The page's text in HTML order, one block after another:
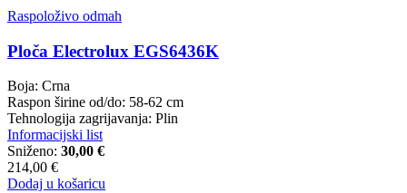
Raspoloživo odmah
Ploča Electrolux EGS6436K
Boja: Crna
Raspon širine od/do: 58-62 cm
Tehnologija zagrijavanja: Plin
Informacijski list
Sniženo: 30,00 €
214,00 €
Dodaj u košaricu